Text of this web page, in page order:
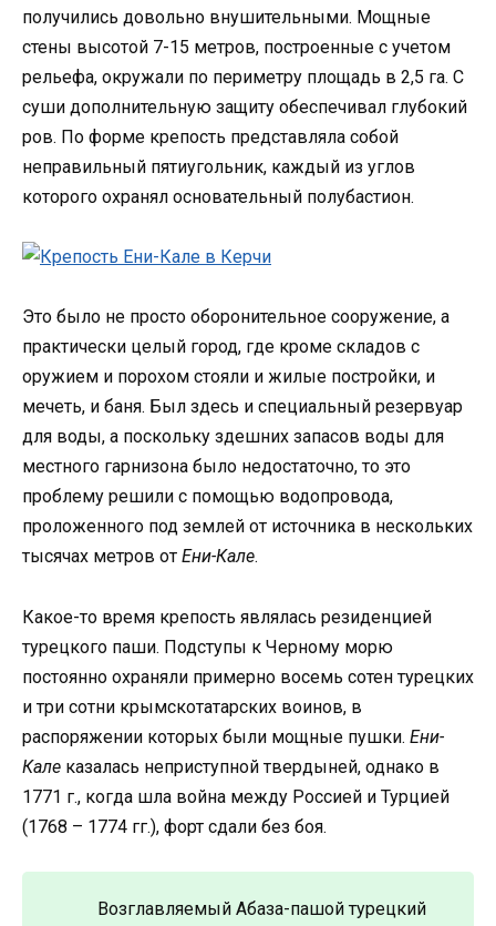
получились довольно внушительными. Мощные
стены высотой 7-15 метров, построенные с учетом
рельефа, окружали по периметру площадь в 2,5 га. С
суши дополнительную защиту обеспечивал глубокий
ров. По форме крепость представляла собой
неправильный пятиугольник, каждый из углов
которого охранял основательный полубастион.
Это было не просто оборонительное сооружение, а
практически целый город, где кроме складов с
оружием и порохом стояли и жилые постройки, и
мечеть, и баня. Был здесь и специальный резервуар
для воды, а поскольку здешних запасов воды для
местного гарнизона было недостаточно, то это
проблему решили с помощью водопровода,
проложенного под землей от источника в нескольких
тысячах метров от Ени-Кале.
Какое-то время крепость являлась резиденцией
турецкого паши. Подступы к Черному морю
постоянно охраняли примерно восемь сотен турецких
и три сотни крымскотатарских воинов, в
распоряжении которых были мощные пушки. Ени-
Кале казалась неприступной твердыней, однако в
1771 г., когда шла война между Россией и Турцией
(1768 – 1774 гг.), форт сдали без боя.
Возглавляемый Абаза-пашой турецкий